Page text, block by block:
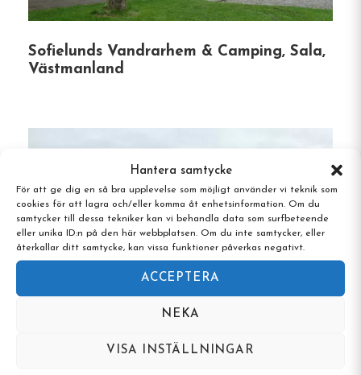
Hantera samtycke
För att ge dig en så bra upplevelse som möjligt använder vi teknik som
cookies för att lagra och/eller komma åt enhetsinformation. Om du
samtycker till dessa tekniker kan vi behandla data som surfbeteende
eller unika ID:n på den här webbplatsen. Om du inte samtycker, eller
återkallar ditt samtycke, kan vissa funktioner påverkas negativt.
ACCEPTERA
NEKA
VISA INSTÄLLNINGAR
Boendet i korthet
Varierade boendealternativ:
Vandrarhemmet har nio rum med
stugan Toppstugan.
Möjlighet till självhushåll: Gästerna har
tillgång till två fullt utrustade kök, vilket gör
det enkelt att laga mat under vistelsen.
Natursköna uteytor: Njut av
strandområde och bastu vid sjön, perfekt för
Sofielunds Vandrarhem & Camping, Sala,
Västmanland
Vandrarhemmet Köping, Köping,